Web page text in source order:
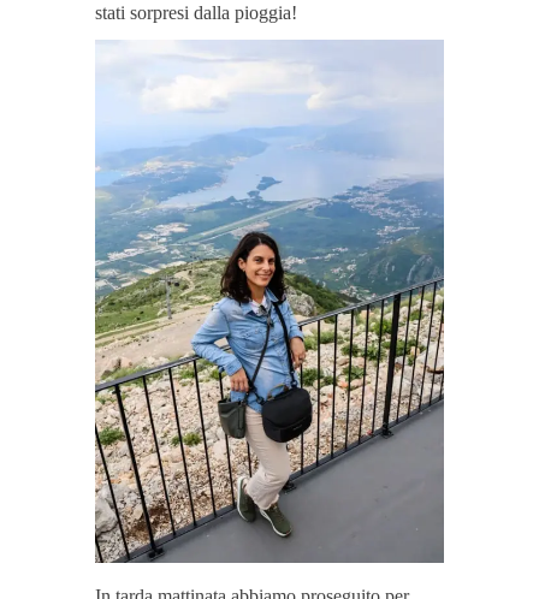
stati sorpresi dalla pioggia!